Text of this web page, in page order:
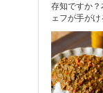
存知ですか
ェフが手がけ